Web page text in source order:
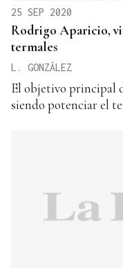
25 SEP 2020
Rodrigo Aparicio,
termales
L. GONZÁLEZ
El objetivo principal
siendo potenciar el